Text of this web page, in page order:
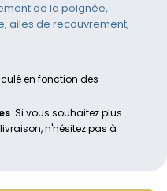
de la poignée,
ailes de recouvrement,
en fonction des
. Si vous souhaitez plus
n'hésitez pas à